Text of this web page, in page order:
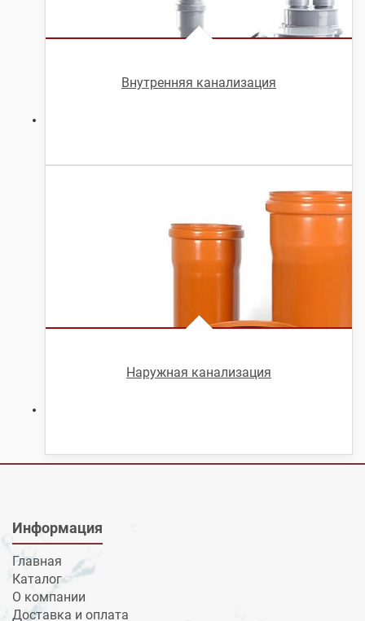
Внутренняя канализация
Наружная канализация
Информация
Главная
Каталог
О компании
Доставка и оплата